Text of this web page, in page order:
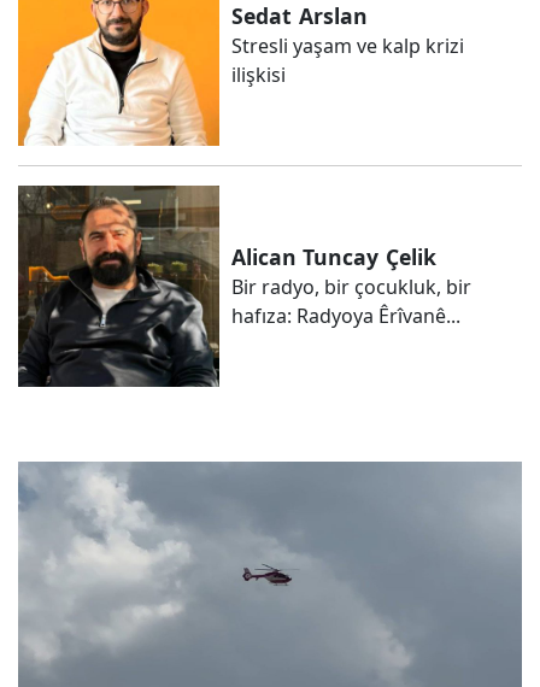
Sedat Arslan
Stresli yaşam ve kalp krizi
ilişkisi
Alican Tuncay Çelik
Bir radyo, bir çocukluk, bir
hafıza: Radyoya Êrîvanê...